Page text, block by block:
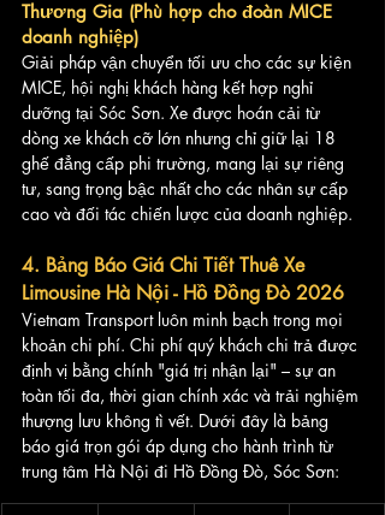
Thương Gia (Phù hợp cho đoàn MICE
doanh nghiệp)
Giải pháp vận chuyển tối ưu cho các sự kiện
MICE, hội nghị khách hàng kết hợp nghỉ
dưỡng tại Sóc Sơn. Xe được hoán cải từ
dòng xe khách cỡ lớn nhưng chỉ giữ lại 18
ghế đẳng cấp phi trường, mang lại sự riêng
tư, sang trọng bậc nhất cho các nhân sự cấp
cao và đối tác chiến lược của doanh nghiệp.
4. Bảng Báo Giá Chi Tiết Thuê Xe
Limousine Hà Nội - Hồ Đồng Đò 2026
Vietnam Transport luôn minh bạch trong mọi
khoản chi phí. Chi phí quý khách chi trả được
định vị bằng chính "giá trị nhận lại" – sự an
toàn tối đa, thời gian chính xác và trải nghiệm
thượng lưu không tì vết. Dưới đây là bảng
báo giá trọn gói áp dụng cho hành trình từ
trung tâm Hà Nội đi Hồ Đồng Đò, Sóc Sơn: